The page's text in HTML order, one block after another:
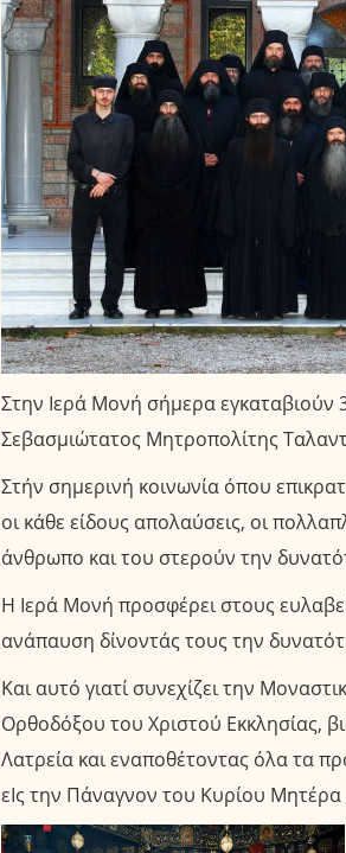
Στην Ιερά Μονή σήμερα εγκαταβιούν
Σεβασμιώτατος Μητροπολίτης
Στήν σημερινή κοινωνία όπου
οι κάθε είδους απολαύσεις, οι
άνθρωπο και του στερούν την
Η Ιερά Μονή προσφέρει στους
ανάπαυση δίνοντάς τους την
Και αυτό γιατί συνεχίζει την
Ορθοδόξου του Χριστού Εκκλησίας,
Λατρεία και εναποθέτοντας όλα τα
εΙς την Πάναγνον του Κυρίου